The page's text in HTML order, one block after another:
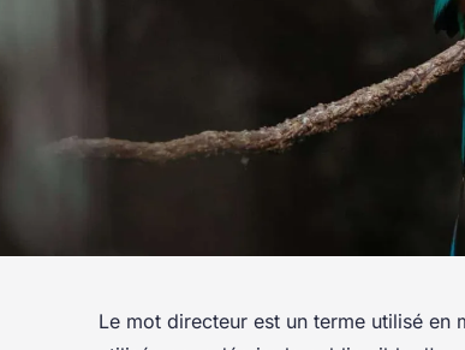
Le mot directeur est un terme utilisé en